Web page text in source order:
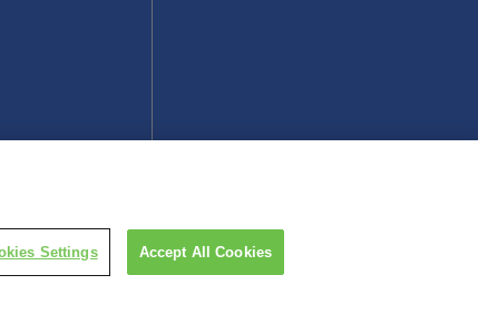
Settings Accept All Cookies